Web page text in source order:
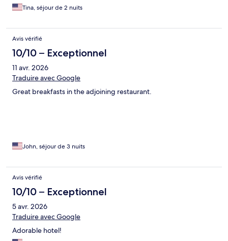
Tina, séjour de 2 nuits
Avis vérifié
10/10 – Exceptionnel
11 avr. 2026
Traduire avec Google
Great breakfasts in the adjoining restaurant.
John, séjour de 3 nuits
Avis vérifié
10/10 – Exceptionnel
5 avr. 2026
Traduire avec Google
Adorable hotel!